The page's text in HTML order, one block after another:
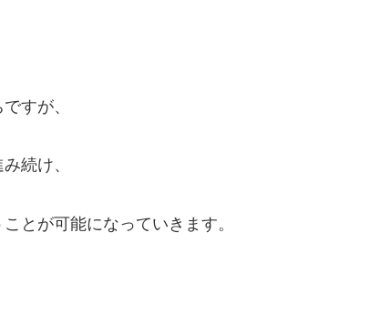
すが、
続け、
とが可能になっていきます。